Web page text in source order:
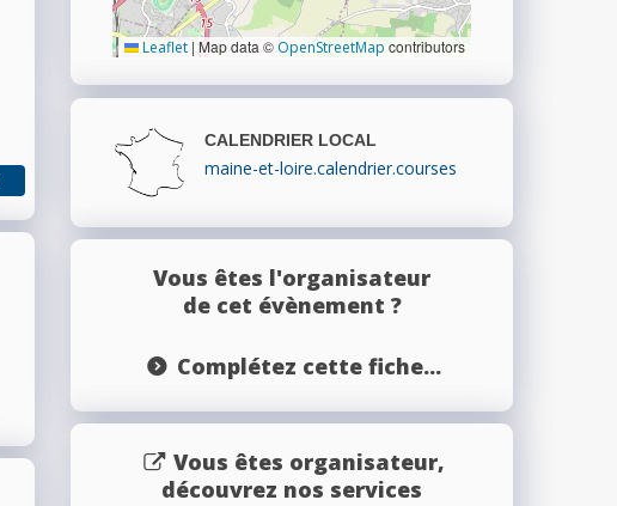
Leaflet | Map data © OpenStreetMap contributors
CALENDRIER LOCAL
maine-et-loire.calendrier.courses
Vous êtes l'organisateur
de cet évènement ?
Complétez cette fiche...
Vous êtes organisateur,
découvrez nos services